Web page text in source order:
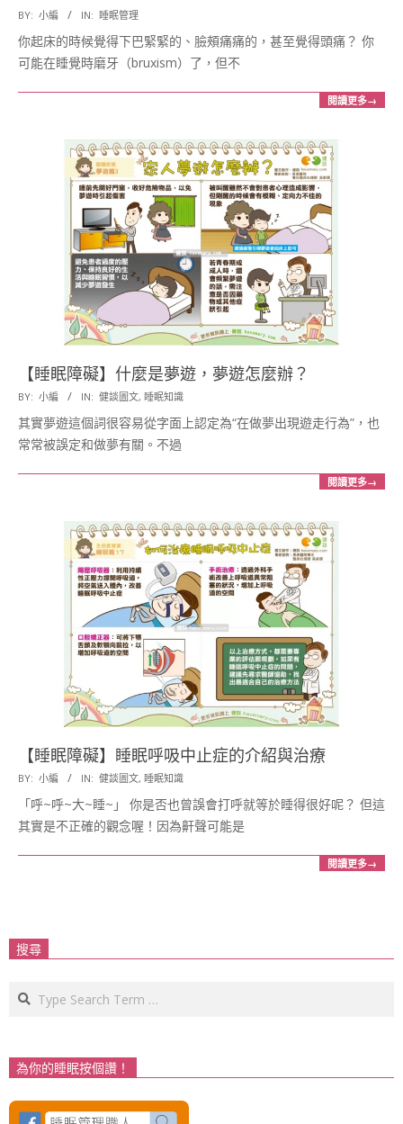
2017-
04-
11
BY: 小編 IN: 睡眠管理
你起床的時候覺得下巴緊緊的、臉頰痛痛的，甚至覺得頭痛？ 你
可能在睡覺時磨牙（bruxism）了，但不
閱讀更多→
【睡眠障礙】什麼是夢遊，夢遊怎麼辦？
2017-
02-
22
BY: 小編 IN: 健談圖文, 睡眠知識
其實夢遊這個詞很容易從字面上認定為“在做夢出現遊走行為”，也
常常被誤定和做夢有關。不過
閱讀更多→
【睡眠障礙】睡眠呼吸中止症的介紹與治療
2016-
12-
07
BY: 小編 IN: 健談圖文, 睡眠知識
「呼~呼~大~睡~」 你是否也曾誤會打呼就等於睡得很好呢？ 但這
其實是不正確的觀念喔！因為鼾聲可能是
閱讀更多→
搜尋
Search
為你的睡眠按個讚！